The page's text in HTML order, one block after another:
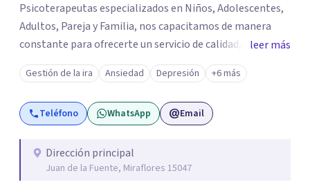
Psicoterapeutas especializados en Niños, Adolescentes,
Adultos, Pareja y Familia, nos capacitamos de manera
constante para ofrecerte un servicio de calidad, todo el
equipo se esfuerza mucho por brindarte el apoyo que
tanto necesitas, acompañarte desde el lado humano y
con técnicas/herramientas psicoterapéuticas Contamos
con 9 sedes en Lima Perú 🇵🇪: San Borja, Surco,
Miguel, Magdalena, Los Olivos. Los servicios que
brindamos son: Evaluación - Diagnóstico - Intervención
leer más
Gestión de la ira Ansiedad Depresión +6 más
Teléfono WhatsApp Email
Dirección principal
Juan de la Fuente, Miraflores 15047